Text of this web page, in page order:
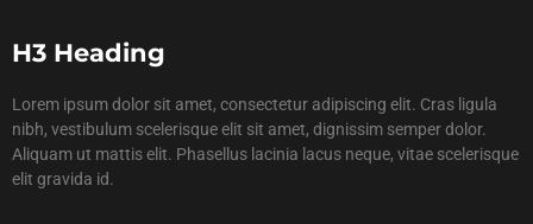
H3 Heading
Lorem ipsum dolor sit amet, consectetur adipiscing elit. Cras ligula
nibh, vestibulum scelerisque elit sit amet, dignissim semper dolor.
Aliquam ut mattis elit. Phasellus lacinia lacus neque, vitae scelerisque
elit gravida id.